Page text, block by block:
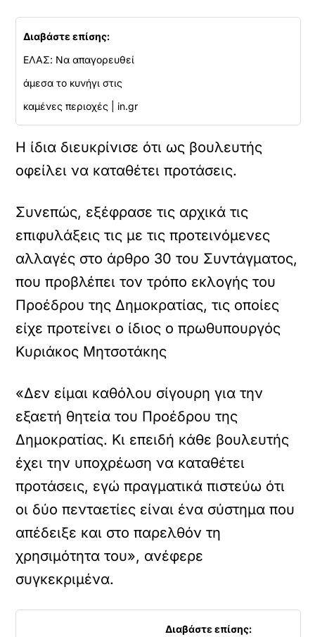
Διαβάστε επίσης:
ΕΛΑΣ: Να απαγορευθεί
άμεσα το κυνήγι στις
καμένες περιοχές | in.gr
Η ίδια διευκρίνισε ότι ως βουλευτής
οφείλει να καταθέτει προτάσεις.
Συνεπώς, εξέφρασε τις αρχικά τις
επιφυλάξεις τις με τις προτεινόμενες
αλλαγές στο άρθρο 30 του Συντάγματος,
που προβλέπει τον τρόπο εκλογής του
Προέδρου της Δημοκρατίας, τις οποίες
είχε προτείνει ο ίδιος ο πρωθυπουργός
Κυριάκος Μητσοτάκης
«Δεν είμαι καθόλου σίγουρη για την
εξαετή θητεία του Προέδρου της
Δημοκρατίας. Κι επειδή κάθε βουλευτής
έχει την υποχρέωση να καταθέτει
προτάσεις, εγώ πραγματικά πιστεύω ότι
οι δύο πενταετίες είναι ένα σύστημα που
απέδειξε και στο παρελθόν τη
χρησιμότητα του», ανέφερε
συγκεκριμένα.
Διαβάστε επίσης: